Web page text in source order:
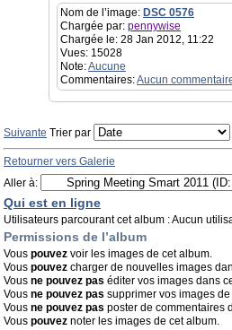
Nom de l’image: DSC 0576
Chargée par: pennywise
Chargée le: 28 Jan 2012, 11:22
Vues: 15028
Note:Aucune
Commentaires:Aucun
Suivante Trier par
Retourner vers Galerie
Aller à:
Qui est en ligne
Utilisateurs parcourant cet album : Aucun
Permissions de l’album
Vous pouvez voir les images de cet album.
Vous pouvez charger de nouvelles images
Vous ne pouvez pas éditer vos images dans
Vous ne pouvez pas supprimer vos images
Vous ne pouvez pas poster de commentaires
Vous pouvez noter les images de cet album.